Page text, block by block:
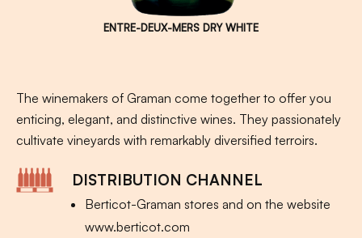
ENTRE-DEUX-MERS DRY WHITE
The winemakers of Graman come together to offer you
enticing, elegant, and distinctive wines. They passionately
cultivate vineyards with remarkably diversified terroirs.
DISTRIBUTION CHANNEL
Berticot-Graman stores and on the website
www.berticot.com